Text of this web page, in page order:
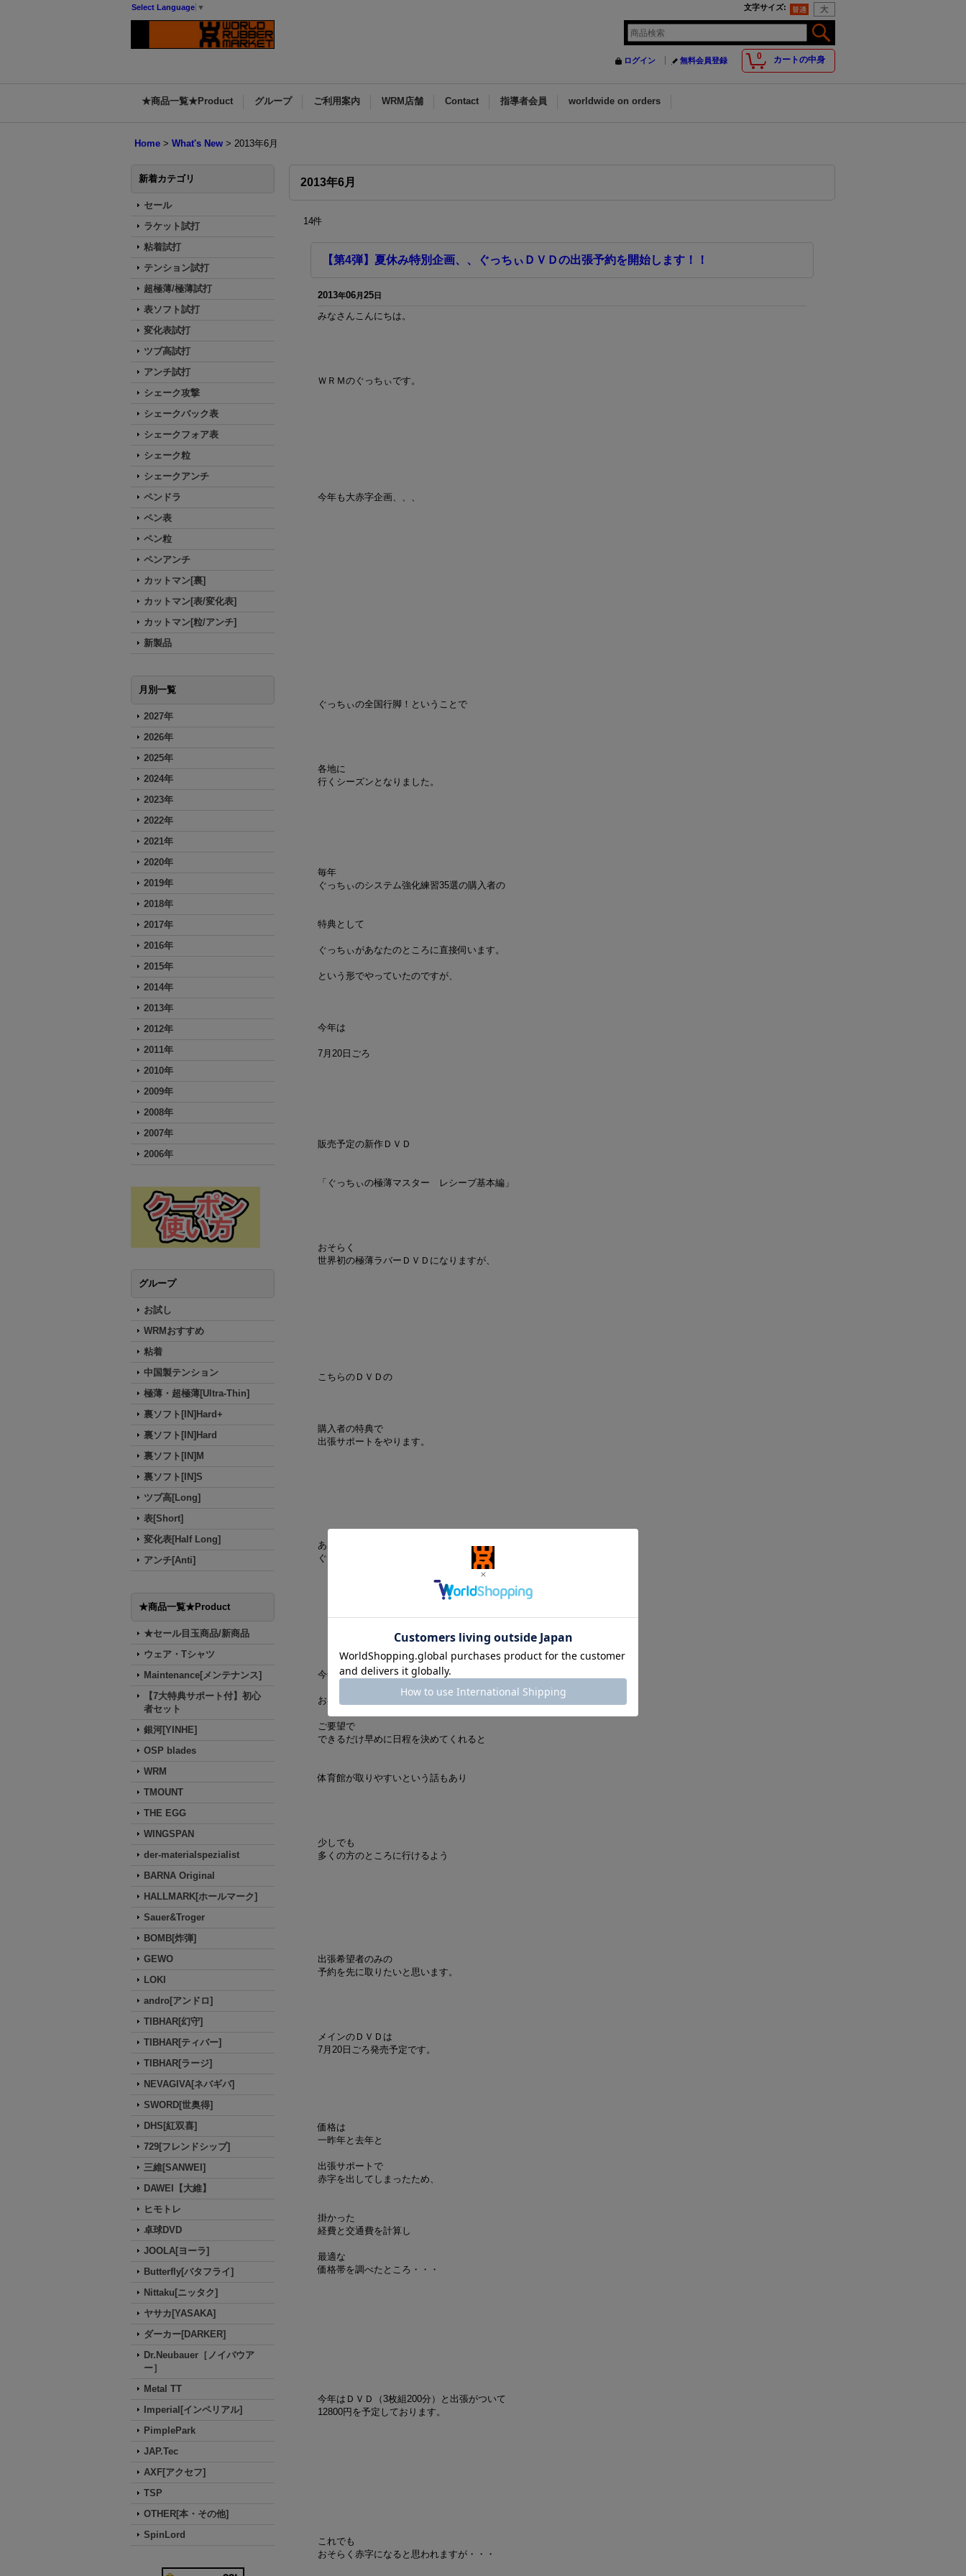
Select Language ▼ 文字サイズ:
0 カートの中身
ログイン 無料会員登録
★商品一覧★Product グループ ご利用案内 WRM店舗 Contact 指導者会員 worldwide on orders
Home > What's New > 2013年6月
新着カテゴリ
セール
ラケット試打
粘着試打
テンション試打
超極薄/極薄試打
表ソフト試打
変化表試打
ツブ高試打
アンチ試打
シェーク攻撃
シェークバック表
シェークフォア表
シェーク粒
シェークアンチ
ペンドラ
ペン表
ペン粒
ペンアンチ
カットマン[裏]
カットマン[表/変化表]
カットマン[粒/アンチ]
新製品
月別一覧
2027年
2026年
2025年
2024年
2023年
2022年
2021年
2020年
2019年
2018年
2017年
2016年
2015年
2014年
2013年
2012年
2011年
2010年
2009年
2008年
2007年
2006年
グループ
お試し
WRMおすすめ
粘着
中国製テンション
極薄・超極薄[Ultra-Thin]
裏ソフト[IN]Hard+
裏ソフト[IN]Hard
裏ソフト[IN]M
裏ソフト[IN]S
ツブ高[Long]
表[Short]
変化表[Half Long]
アンチ[Anti]
★商品一覧★Product
★セール目玉商品/新商品
ウェア・Tシャツ
Maintenance[メンテナンス]
【7大特典サポート付】初心
者セット
銀河[YINHE]
OSP blades
WRM
TMOUNT
THE EGG
WINGSPAN
der-materialspezialist
BARNA Original
HALLMARK[ホールマーク]
Sauer&Troger
BOMB[炸弾]
GEWO
LOKI
andro[アンドロ]
TIBHAR[幻守]
TIBHAR[ティバー]
TIBHAR[ラージ]
NEVAGIVA[ネバギバ]
SWORD[世奥得]
DHS[紅双喜]
729[フレンドシップ]
三維[SANWEI]
DAWEI【大維】
ヒモトレ
卓球DVD
JOOLA[ヨーラ]
Butterfly[バタフライ]
Nittaku[ニッタク]
ヤサカ[YASAKA]
ダーカー[DARKER]
Dr.Neubauer［ノイバウア
ー］
Metal TT
Imperial[インペリアル]
PimplePark
JAP.Tec
AXF[アクセフ]
TSP
OTHER[本・その他]
SpinLord
2013年6月
14件
【第4弾】夏休み特別企画、、ぐっちぃＤＶＤの出張予約を開始します！！
2013年06月 25 日
みなさんこんにちは。
ＷＲＭのぐっちぃです。
今年も大赤字企画、、、
ぐっちぃの全国行脚！ということで
各地に
行くシーズンとなりました。
毎年
ぐっちぃのシステム強化練習35選の購入者の
特典として
ぐっちぃがあなたのところに直接伺います。
という形でやっていたのですが、
今年は
7月20日ごろ
販売予定の新作ＤＶＤ
「ぐっちぃの極薄マスター レシーブ基本編」
おそらく
世界初の極薄ラバーＤＶＤになりますが、
こちらのＤＶＤの
購入者の特典で
出張サポートをやります。
あなたのところに
ぐっちぃが行くという定番の人気企画です。
今年も
お客さん様からの
ご要望で
できるだけ早めに日程を決めてくれると
体育館が取りやすいという話もあり
少しでも
多くの方のところに行けるよう
出張希望者のみの
予約を先に取りたいと思います。
メインのＤＶＤは
7月20日ごろ発売予定です。
価格は
一昨年と去年と
出張サポートで
赤字を出してしまったため、
掛かった
経費と交通費を計算し
最適な
価格帯を調べたところ・・・
今年はＤＶＤ（3枚組200分）と出張がついて
12800円を予定しております。
これでも
おそらく赤字になると思われますが・・・